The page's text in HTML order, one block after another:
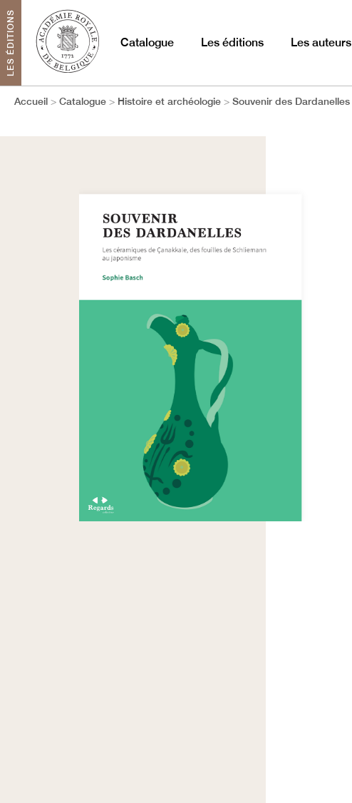
LES ÉDITIONS Catalogue Les éditions Les auteurs
Accueil Catalogue Histoire et archéologie Souvenir des Dardanelles